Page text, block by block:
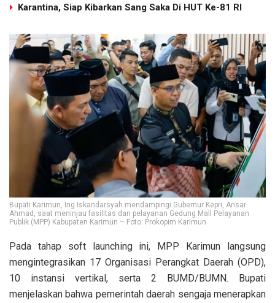
Karantina, Siap Kibarkan Sang Saka Di HUT Ke-81 RI
Bupati Karimun, Ing Iskandarsyah mendampingi Gubernur Kepri, Ansar
Ahmad, saat meninjau fasilitas dan pelayanan Gedung Mall Pelayanan
Publik (MPP) Kabupaten Karimun – Foto: Prokopim Karimun
Pada tahap soft launching ini, MPP Karimun langsung
mengintegrasikan 17 Organisasi Perangkat Daerah (OPD),
10 instansi vertikal, serta 2 BUMD/BUMN. Bupati
menjelaskan bahwa pemerintah daerah sengaja menerapkan